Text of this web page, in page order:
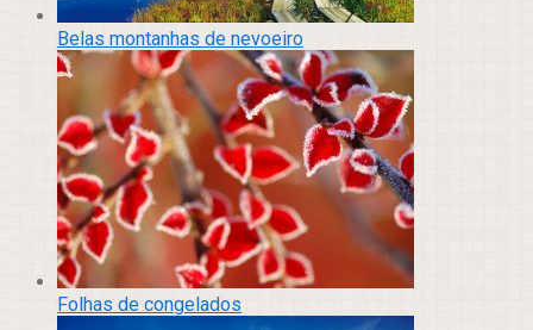
Belas montanhas de nevoeiro
Folhas de congelados